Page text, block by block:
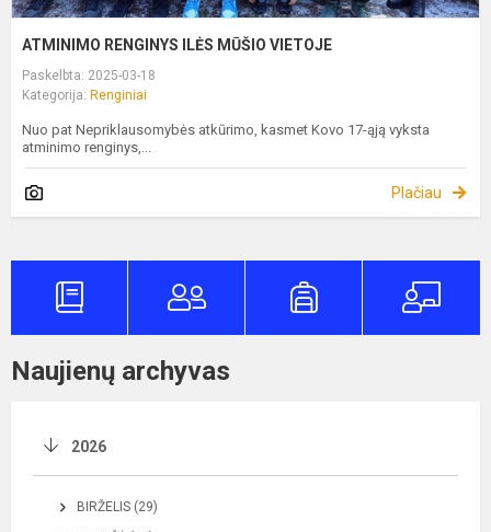
ATMINIMO RENGINYS ILĖS MŪŠIO VIETOJE
Paskelbta: 2025-03-18
Kategorija: Renginiai
Nuo pat Nepriklausomybės atkūrimo, kasmet Kovo 17-ąją vyksta
atminimo renginys,...
Plačiau
Naujienų archyvas
2026
BIRŽELIS (29)